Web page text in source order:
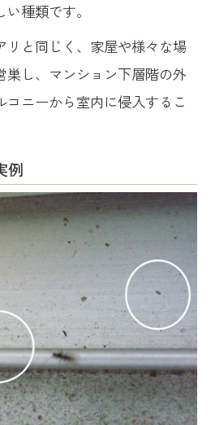
種類です。
リと同じく、家屋や様々な場
巣し、マンション下層階の外
ニーから室内に侵入するこ
例